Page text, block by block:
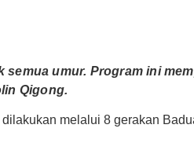
umur. Program ini
Qigong.
melalui 8 gerakan